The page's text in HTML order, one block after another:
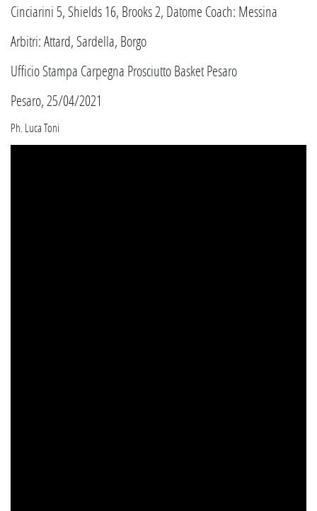
Cinciarini 5, Shields 16, Brooks 2, Datome Coach: Messina
Arbitri: Attard, Sardella, Borgo
Ufficio Stampa Carpegna Prosciutto Basket Pesaro
Pesaro, 25/04/2021
Ph. Luca Toni